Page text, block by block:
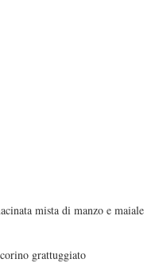
mista di manzo e maiale
grattuggiato